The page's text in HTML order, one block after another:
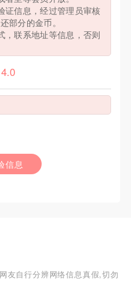
证信息，经过管理员审核
部分的金币。
，联系地址等信息，否则
信息
友自行分辨网络信息真假,切勿